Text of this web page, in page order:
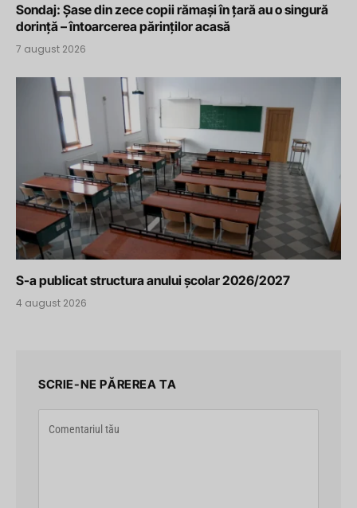
Sondaj: Șase din zece copii rămași în țară au o singură
dorință – întoarcerea părinților acasă
7 august 2026
S-a publicat structura anului școlar 2026/2027
4 august 2026
SCRIE-NE PĂREREA TA